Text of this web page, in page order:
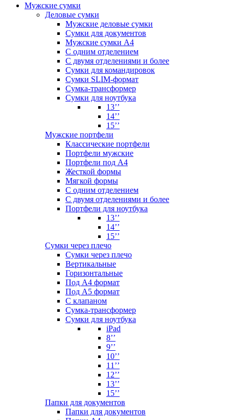
Мужские сумки
Деловые сумки
Мужские деловые сумки
Сумки для документов
Мужские сумки А4
С одним отделением
С двумя отделениями и более
Сумки для командировок
Сумки SLIM-формат
Сумка-трансформер
Сумки для ноутбука
13’’
14’’
15’’
Мужские портфели
Классические портфели
Портфели мужские
Портфели под А4
Жесткой формы
Мягкой формы
С одним отделением
С двумя отделениями и более
Портфели для ноутбука
13’’
14’’
15’’
Сумки через плечо
Сумки через плечо
Вертикальные
Горизонтальные
Под А4 формат
Под А5 формат
С клапаном
Сумка-трансформер
Сумки для ноутбука
iPad
8’’
9’’
10’’
11’’
12’’
13’’
15’’
Папки для документов
Папки для документов